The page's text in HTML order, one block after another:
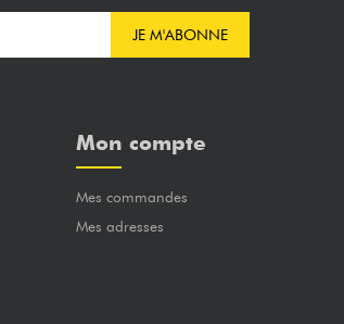
JE M'ABONNE
Mon compte
Mes commandes
Mes adresses